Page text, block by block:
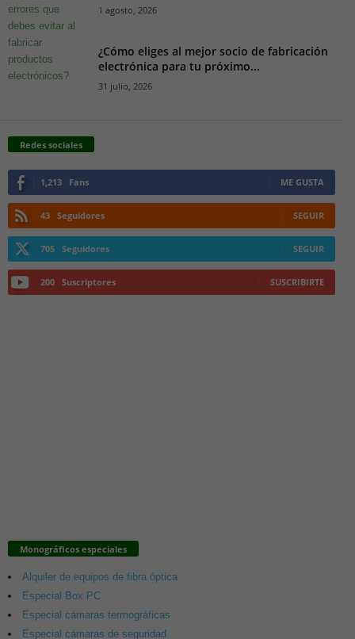
1 agosto, 2026
¿Cómo eliges al mejor socio de fabricación
electrónica para tu próximo...
31 julio, 2026
Redes sociales
1,213 Fans ME GUSTA
43 Seguidores SEGUIR
705 Seguidores SEGUIR
200 Suscriptores SUSCRIBIRTE
Monográficos especiales
Alquiler de equipos de fibra óptica
Especial Box PC
Especial cámaras termográficas
Especial cámaras de seguridad